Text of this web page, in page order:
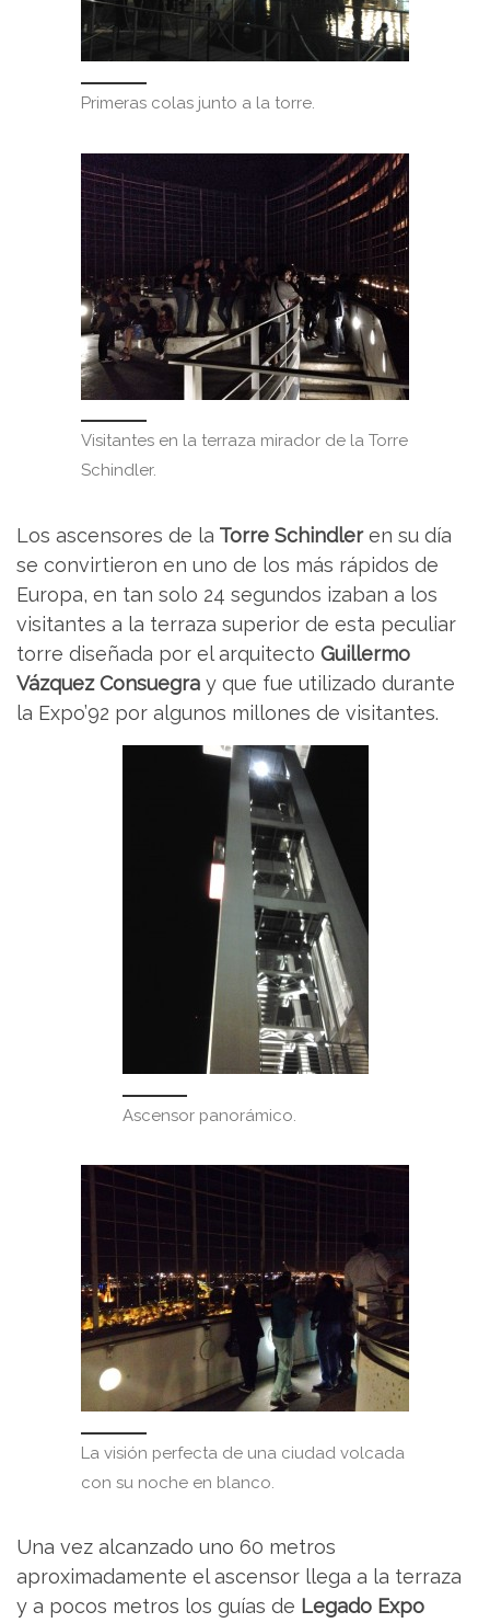
Primeras colas junto a la torre.
Visitantes en la terraza mirador de la Torre
Schindler.
Los ascensores de la Torre Schindleren su día
se convirtieron en uno de los más rápidos de
Europa, en tan solo 24 segundos izaban a los
visitantes a la terraza superior de esta peculiar
torre diseñada por el arquitecto Guillermo
Vázquez Consuegra y que fue utilizado durante
la Expo’92 por algunos millones de visitantes.
Ascensor panorámico.
La visión perfecta de una ciudad volcada
con su noche en blanco.
Una vez alcanzado uno 60 metros
aproximadamente el ascensor llega a la terraza
y a pocos metros los guías de Legado Expo